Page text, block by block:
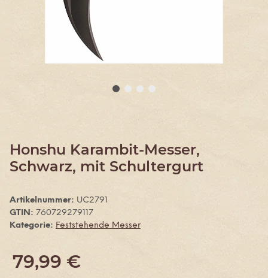
Honshu Karambit-Messer,
Schwarz, mit Schultergurt
Artikelnummer: UC2791
GTIN: 760729279117
Kategorie: Feststehende Messer
79,99 €